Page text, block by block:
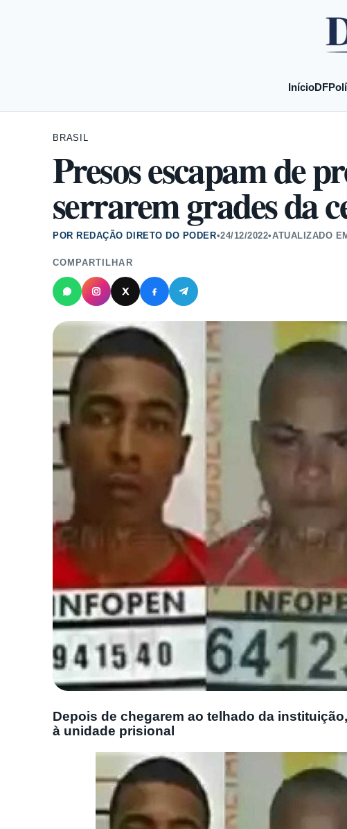
InícioDF
BRASIL
Presos escapam de
serrarem grades da
POR REDAÇÃO DIRETO DO PODER•24/12/2022•ATUALIZADO
COMPARTILHAR
Depois de chegarem ao telhado da
à unidade prisional